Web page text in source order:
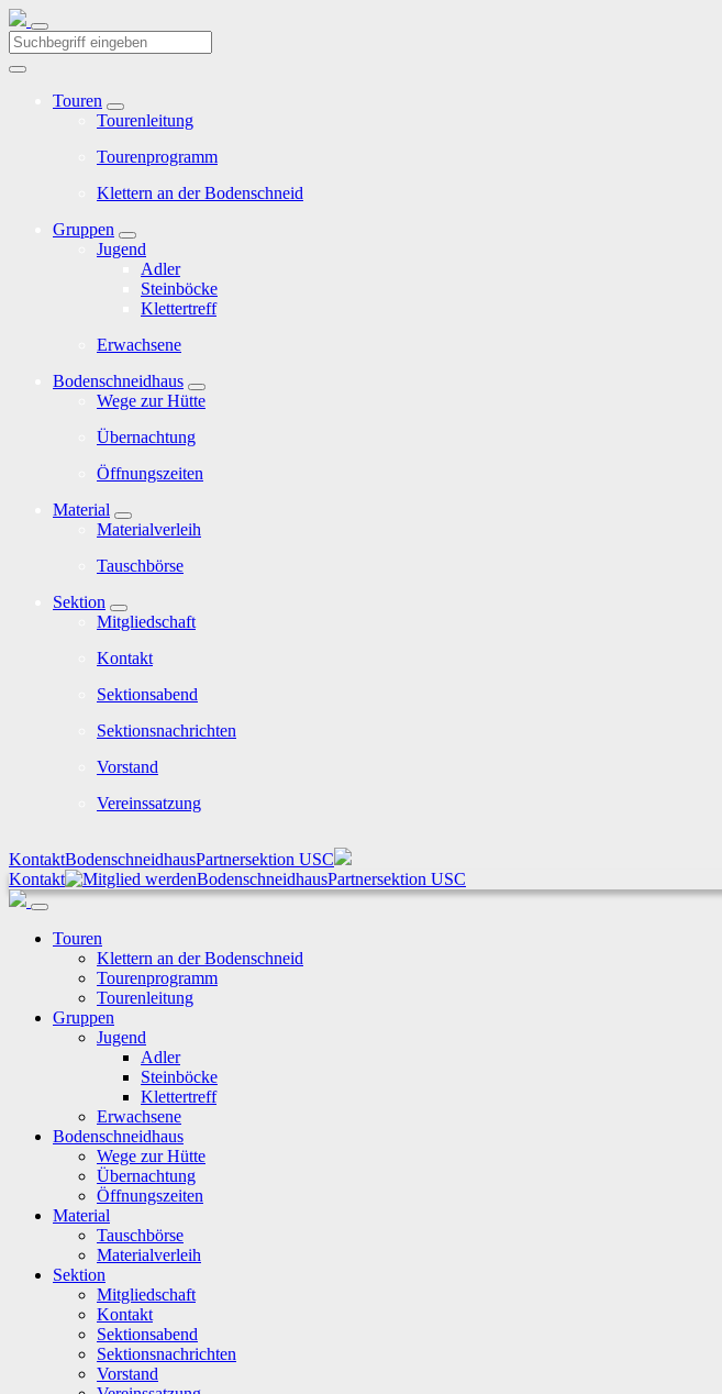
Touren
Tourenleitung
Tourenprogramm
Klettern an der Bodenschneid
Gruppen
Jugend
Adler
Steinböcke
Klettertreff
Erwachsene
Bodenschneidhaus
Wege zur Hütte
Übernachtung
Öffnungszeiten
Material
Materialverleih
Tauschbörse
Sektion
Mitgliedschaft
Kontakt
Sektionsabend
Sektionsnachrichten
Vorstand
Vereinssatzung
KontaktBodenschneidhausPartnersektion USC
Kontakt
BodenschneidhausPartnersektion USC
Touren
Klettern an der Bodenschneid
Tourenprogramm
Tourenleitung
Gruppen
Jugend
Adler
Steinböcke
Klettertreff
Erwachsene
Bodenschneidhaus
Wege zur Hütte
Übernachtung
Öffnungszeiten
Material
Tauschbörse
Materialverleih
Sektion
Mitgliedschaft
Kontakt
Sektionsabend
Sektionsnachrichten
Vorstand